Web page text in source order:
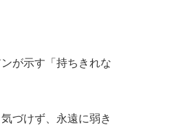
が示す「持ちきれな
づけず、永遠に弱き